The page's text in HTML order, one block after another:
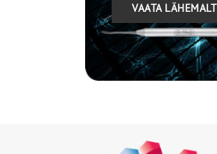
VAATA LÄHEMALT